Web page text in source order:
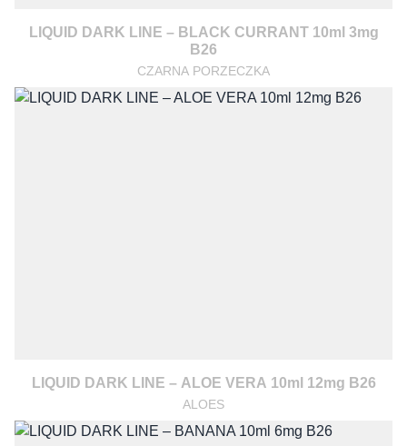
LIQUID DARK LINE – BLACK CURRANT 10ml 3mg
B26
CZARNA PORZECZKA
LIQUID DARK LINE – ALOE VERA 10ml 12mg B26
ALOES